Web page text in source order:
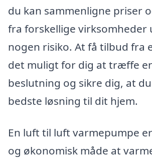
du kan sammenligne priser
fra forskellige virksomheder
nogen risiko. At få tilbud fra
det muligt for dig at træffe
beslutning og sikre dig, at
bedste løsning til dit hjem.
En luft til luft varmepumpe
og økonomisk måde at